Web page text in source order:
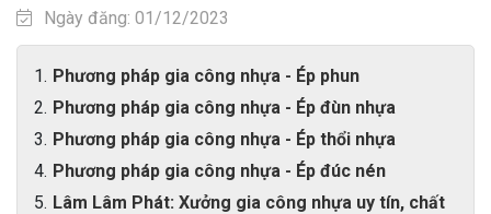
Ngày đăng: 01/12/2023
Phương pháp gia công nhựa - Ép phun
Phương pháp gia công nhựa - Ép đùn nhựa
Phương pháp gia công nhựa - Ép thổi nhựa
Phương pháp gia công nhựa - Ép đúc nén
Lâm Lâm Phát: Xưởng gia công nhựa uy tín, chất